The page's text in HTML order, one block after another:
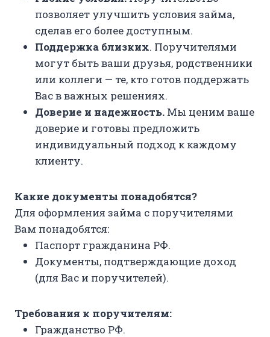
позволяет улучшить условия займа,
сделав его более доступным.
Поддержка близких. Поручителями
могут быть ваши друзья, родственники
или коллеги — те, кто готов поддержать
Вас в важных решениях.
Доверие и надежность. Мы ценим ваше
доверие и готовы предложить
индивидуальный подход к каждому
клиенту.
Какие документы понадобятся?
Для оформления займа с поручителями
Вам понадобятся:
Паспорт гражданина РФ.
Документы, подтверждающие доход
(для Вас и поручителей).
Требования к поручителям:
Гражданство РФ.